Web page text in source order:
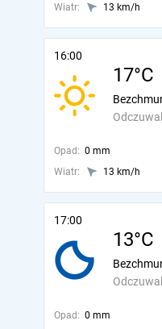
Wiatr:
13 km/h
16:00
17°C
Opad: 0 mm
Wiatr:
13 km/h
17:00
13°C
Opad: 0 mm